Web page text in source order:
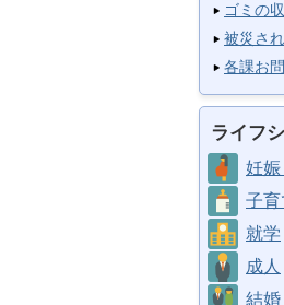
ゴミの
被災さ
各課お
ライフ
妊娠
子育
就学
成人
結